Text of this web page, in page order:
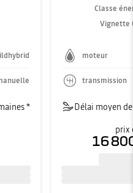
*
Classe
Vignette
moteur
transmission
Délai moyen
prix
16